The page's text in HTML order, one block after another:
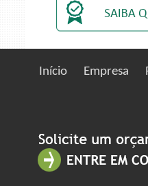
Início Empresa